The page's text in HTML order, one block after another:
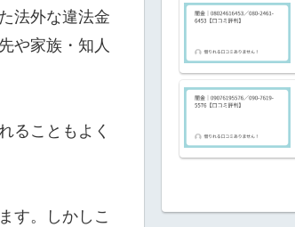
法外な違法金
や家族・知人
ることもよく
す。しかしこ